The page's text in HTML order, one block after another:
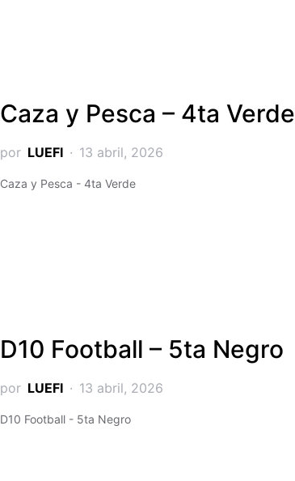
Caza y Pesca – 4ta Verde
por LUEFI 13 abril, 2026
Caza y Pesca - 4ta Verde
D10 Football – 5ta Negro
por LUEFI 13 abril, 2026
D10 Football - 5ta Negro